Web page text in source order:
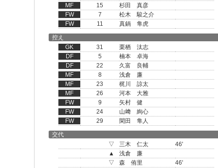
MF
15
杉田 真彦
FW
7
松木 駿之介
FW
11
真鍋 隼虎
控え
GK
31
栗栖 汰志
DF
5
楠本 卓海
DF
22
久富 良輔
MF
8
浅倉 廉
MF
23
梶川 諒太
MF
26
河本 大雅
FW
9
矢村 健
FW
24
山﨑 絢心
FW
29
閑田 隼人
交代
▽
三木 仁太
46'
▲
浅倉 廉
▽
森 侑里
46'